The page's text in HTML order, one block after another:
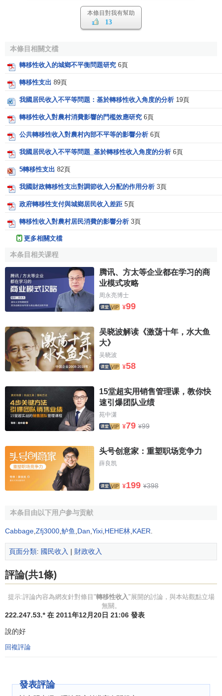
從兩方面分析轉移性收入對居民收入
先，採用GE指數區域分解的方法，分別考察在包含轉移性收
入的居民人均純收入和不包含轉移性收入的居民人均純收入
入不平等）、農村區域內不平等（農村居民收入不平等）、
城鎮區域內不平等（城鎮居民收入不平等）、以及農村—城
鎮區域間不平等（城鄉居民收入不平等）的差別，從而分析
入來源分解方法，分析在總區域內各分項收入不平等對總收
入不平等的貢獻率，然後通過轉移性收入和其他分項收入的
比較，分析轉移性收入對收入不平等的影響。
（一）從區域分解角度的分析
根據區域分解的方法，可將樣本數據分為農村和城鎮兩
組，由此，總區域不平等可分解為農村區域內的不平等、城
鎮區域內的不平等以及農村—城鎮區域間的不平等（Zhang
和Kanbur,1999;2000）。
運用GE指數的計算方法及區域分解的方法，我們得到兩
組數據：包含轉移性收入條件下居民人均純收入的不平等
（GE值）和不包含轉移性收入條件下居民人均純收入的不平
得到如下結論。
表1 包含轉移性收入的GE指數
農村區域
城鎮區域
1993
0.06958 0.02285 0.01492
1994 0.07334 0.02298 0.01653
1995 0.06792 0.02361 0.01498
1996 0.06116 0.02169 0.01318
0.04171
1997 0.05577 0.02017 0.01317
0.03733
1998 0.05494 0.01887 0.01345
2000 0.06674 0.02042 0.01432
0.04792
2001 0.07188 0.02112 0.01442
表2 不包含轉移性收入的GE指數
總區域
內
1993 0.05702 0.02254 0.01430
0.03633
1994 0.05942 0.02308
1996 0.04902
1997 0.04380 0.02037 0.01407
0.02499
1998 0.04205 0.01913 0.01428
1999
2000 0.04765
(1)無論是考慮轉移性收入因素，還是不考慮轉移性收入
本條目對我有幫助
13
本條目相關文檔
轉移性收入的城鄉不平衡問題研究 6頁
轉移性支出 89頁
我國居民收入不平等問題：基於轉移性收入角度的分析 19頁
轉移性收入對農村消費影響的門檻效應研究 6頁
公共轉移性收入對農村內部不平等的影響分析 6頁
我國居民收入不平等問題_基於轉移性收入角度的分析 6頁
5轉移性支出 82頁
我國財政轉移性支出對調節收入分配的作用分析 3頁
政府轉移性支付與城鄉居民收入差距 5頁
轉移性收入對農村居民消費的影響分析 3頁
更多相關文檔
本条目相关课程
腾讯、方太等企业都在学习的商
业模式攻略
周永亮博士
¥99
吴晓波解读《激荡十年，水大鱼
大》
吴晓波
¥58
15堂超实用销售管理课，教你快
速引爆团队业绩
苑中潇
¥79 ¥99
头号创意家：重塑职场竞争力
薛良凯
¥199 ¥398
本条目由以下用户参与贡献
Cabbage Zfj3000 鲈鱼 Dan Yixi HEHE林 KAER
頁面分類: 國民收入 | 財政收入
評論(共1條)
提示:評論內容為網友針對條目"轉移性收入"展開的討論，與本站觀點立場
無關。
222.247.53.* 在 2011年12月20日 21:06 發表
說的好
回複評論
發表評論